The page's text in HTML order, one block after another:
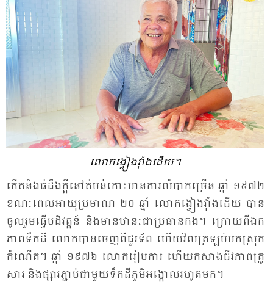
លោក​ង្វៀង​វ៉ាំង​ដើយ។
កើត​និង​ធំ​ដឹង​ក្ដី​នៅ​តំ​បន់​កោះ​មាន​ការ​លំ​បាក​ច្រើន ឆ្នាំ ១៩៧២
ខណៈ​ពេល​អា​យុ​ប្រ​មាណ ២០ ឆ្នាំ លោក​ង្វៀង​វ៉ាំង​ដើយ បាន​
ចូល​រួម​ធ្វើ​បដិវត្តន៍ និង​មាន​ឋានៈ​ជា​ប្រ​ធាន​កង។ ក្រោយ​ពី​ឯក​
ភាព​ទឹក​ដី លោក​បាន​ចេញ​ពី​ជួរ​ទ័ព ហើយ​វិល​ត្រ​ឡប់​មក​ស្រុក​
កំ​ណើត។ ឆ្នាំ ១៩៧៦ លោក​រៀប​ការ ហើយ​កសាង​ជីវ​ភាព​គ្រួ​
សារ និង​ផ្សារ​ភ្ជាប់​ជា​មួយ​ទឹក​ដី​ភូមិ​អង្កោល​រហូត​មក។